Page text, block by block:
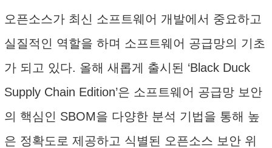
오픈소스가 최신 소프트웨어 개발에서 중요하고
실질적인 역할을 하며 소프트웨어 공급망의 기초
가 되고 있다. 올해 새롭게 출시된 ‘Black Duck
Supply Chain Edition’은 소프트웨어 공급망 보안
의 핵심인 SBOM을 다양한 분석 기법을 통해 높
은 정확도로 제공하고 식별된 오픈소스 보안 위